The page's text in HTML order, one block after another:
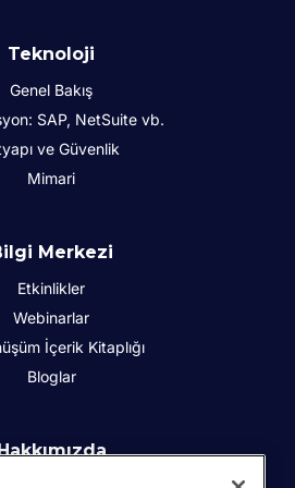
Teknoloji
Genel Bakış
SAP, NetSuite vb.
ve Güvenlik
Mimari
Merkezi
Etkinlikler
Webinarlar
İçerik Kitaplığı
Bloglar